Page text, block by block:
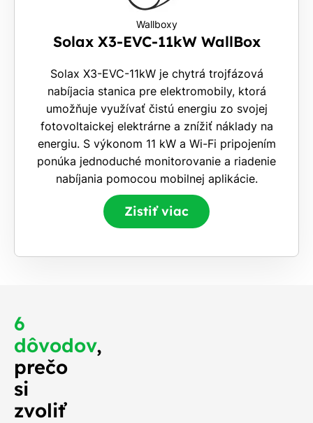
Wallboxy
Solax X3-EVC-11kW WallBox
Solax X3-EVC-11kW je chytrá trojfázová
nabíjacia stanica pre elektromobily, ktorá
umožňuje využívať čistú energiu zo svojej
fotovoltaickej elektrárne a znížiť náklady na
energiu. S výkonom 11 kW a Wi-Fi pripojením
ponúka jednoduché monitorovanie a riadenie
nabíjania pomocou mobilnej aplikácie.
Zistiť viac
6
dôvodov,
prečo
si
zvoliť